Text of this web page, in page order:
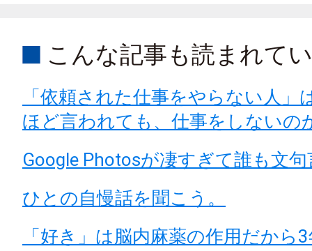
こんな記事も読まれて
「依頼された仕事をやらない人」
ほど言われても、仕事をしないの
Google Photosが凄すぎて誰も文
ひとの自慢話を聞こう。
「好き」は脳内麻薬の作用だから